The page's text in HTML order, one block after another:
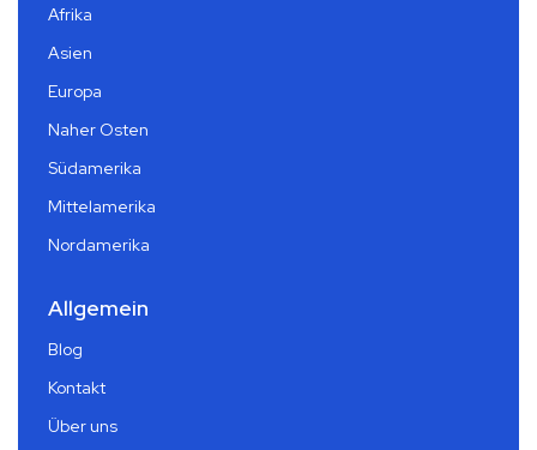
Afrika
Asien
Europa
Naher Osten
Südamerika
Mittelamerika
Nordamerika
Allgemein
Blog
Kontakt
Über uns